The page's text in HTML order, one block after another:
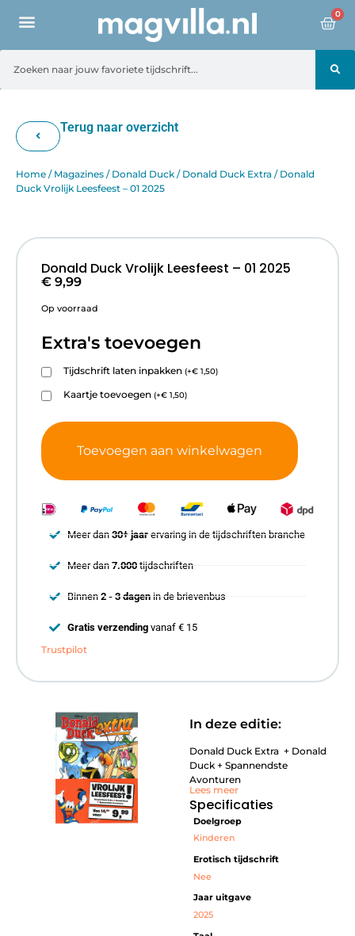
0
Terug naar overzicht
Home / Magazines / Donald Duck / Donald Duck Extra / Donald
Duck Vrolijk Leesfeest – 01 2025
In deze editie:
Donald Duck Extra + Donald
Duck + Spannendste
Avonturen
Lees meer
Specificaties
Doelgroep
Kinderen
Erotisch tijdschrift
Nee
Jaar uitgave
2025
Donald Duck Vrolijk Leesfeest – 01 2025
€ 9,99
Op voorraad
Extra's toevoegen
Tijdschrift laten inpakken (+€ 1,50)
Kaartje toevoegen (+€ 1,50)
Toevoegen aan winkelwagen
Meer dan 30+ jaarervaring in de tijdschriften branche
Meer dan 7.000tijdschriften
Binnen 2 - 3 dagenin de brievenbus
Gratis verzendingvanaf € 15
Trustpilot